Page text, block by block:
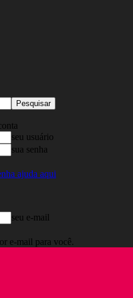
seu usuário
sua senha
ajuda aqui
seu e-mail
e-mail para você.